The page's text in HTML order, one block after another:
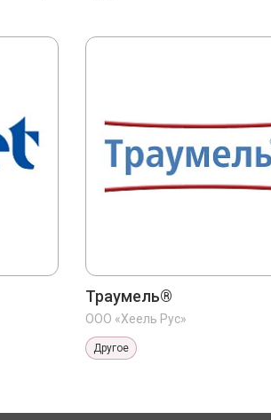
Траумель®
ООО «Хеель Рус»
Другое